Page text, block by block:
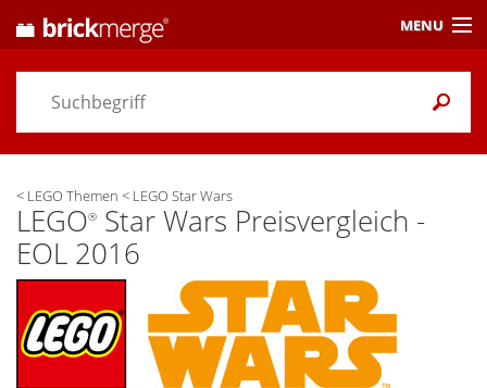
< LEGO Themen < LEGO Star Wars
LEGO® Star Wars Preisvergleich -
EOL 2016
MENU
Preisvergleich
Themen/ Händler
Alarme & Wunschlisten